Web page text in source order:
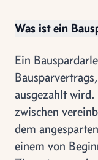
Was ist ein
Ein
ausgezahlt
zwischen
dem
einem von